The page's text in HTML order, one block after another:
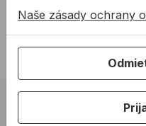
ľahko zápalný, preto
kuriérom a je k
Naše zásady ochrany